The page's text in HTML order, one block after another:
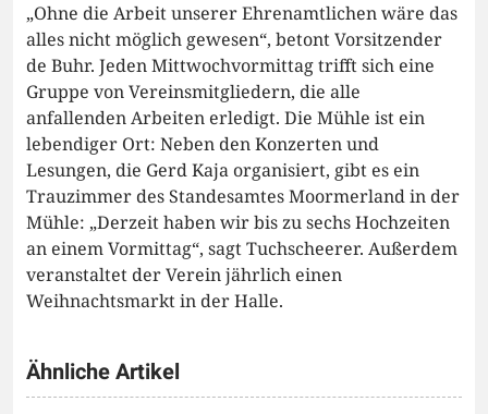
„Ohne die Arbeit unserer Ehrenamtlichen wäre das
alles nicht möglich gewesen“, betont Vorsitzender
de Buhr. Jeden Mittwochvormittag trifft sich eine
Gruppe von Vereinsmitgliedern, die alle
anfallenden Arbeiten erledigt. Die Mühle ist ein
lebendiger Ort: Neben den Konzerten und
Lesungen, die Gerd Kaja organisiert, gibt es ein
Trauzimmer des Standesamtes Moormerland in der
Mühle: „Derzeit haben wir bis zu sechs Hochzeiten
an einem Vormittag“, sagt Tuchscheerer. Außerdem
veranstaltet der Verein jährlich einen
Weihnachtsmarkt in der Halle.
Ähnliche Artikel